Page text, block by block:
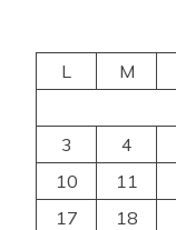
L
M
3
4
10
11
17
18